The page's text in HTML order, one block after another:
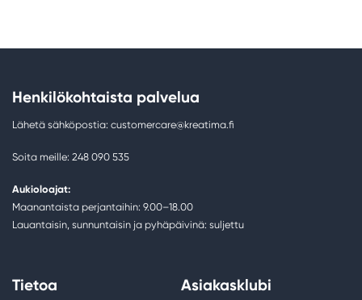
Henkilökohtaista palvelua
Lähetä sähköpostia: customercare@kreatima.fi
Soita meille: 248 090 535
Aukioloajat:
Maanantaista perjantaihin: 9.00–18.00
Lauantaisin, sunnuntaisin ja pyhäpäivinä: suljettu
Tietoa Asiakasklubi